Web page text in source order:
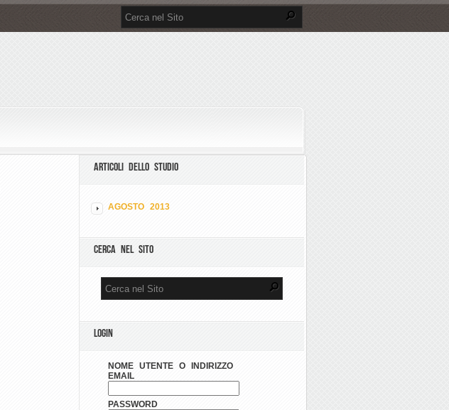
ARTICOLI DELLO STUDIO
AGOSTO 2013
CERCA NEL SITO
LOGIN
NOME UTENTE O INDIRIZZO
EMAIL
PASSWORD